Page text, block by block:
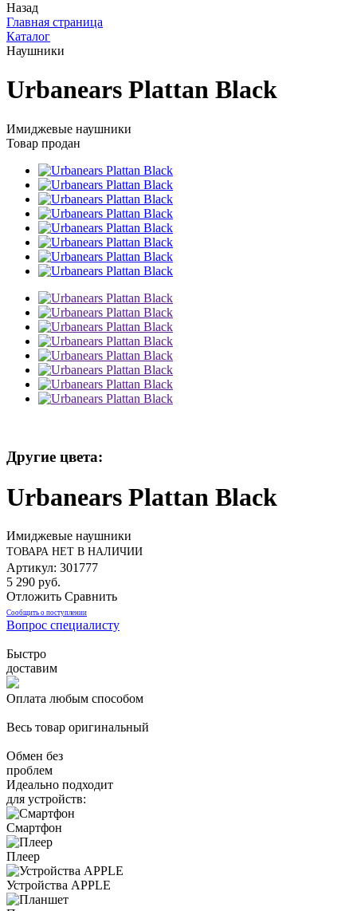
Назад
Главная страница
Каталог
Наушники
Urbanears Plattan Black
Имиджевые наушники
Товар продан
Другие цвета:
Urbanears Plattan Black
Имиджевые наушники
ТОВАРА НЕТ В НАЛИЧИИ
Артикул: 301777
5 290 руб.
Отложить Сравнить
Сообщить о поступлении
Вопрос специалисту
Быстро
доставим
Оплата любым способом
Весь товар оригинальный
Обмен без
проблем
Идеально подходит
для устройств:
Смартфон
Плеер
Устройства APPLE